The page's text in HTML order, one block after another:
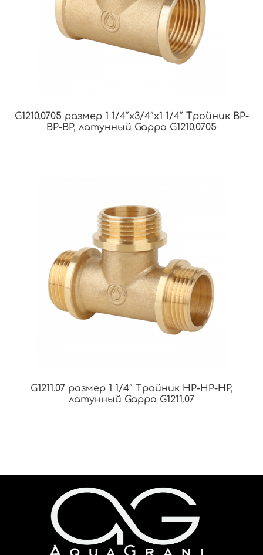
G1210.0705 размер 1 1/4″x3/4″x1 1/4″ Тройник ВР-
ВР-ВР, латунный Gappo G1210.0705
G1211.07 размер 1 1/4″ Тройник НР-НР-НР,
латунный Gappo G1211.07